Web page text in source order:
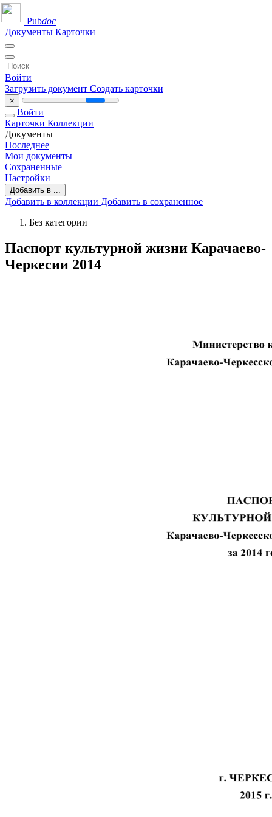
Pubdoc
Документы Карточки
Войти
Загрузить документ Создать карточки
×
Войти
Карточки Коллекции
Документы
Последнее
Мои документы
Сохраненные
Настройки
Добавить в ...
Добавить в коллекции Добавить в сохраненное
Без категории
Паспорт культурной жизни Карачаево-
Черкесии 2014